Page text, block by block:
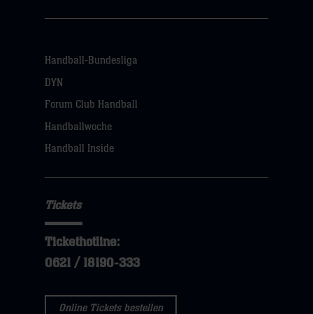
Handball-Bundesliga
DYN
Forum Club Handball
Handballwoche
Handball Inside
Tickets
Tickethotline:
0621 / 18190-333
Online Tickets bestellen